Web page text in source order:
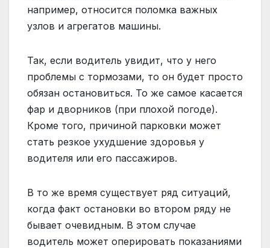
например, относится поломка важных
узлов и агрегатов машины.
Так, если водитель увидит, что у него
проблемы с тормозами, то он будет просто
обязан остановиться. То же самое касается
фар и дворников (при плохой погоде).
Кроме того, причиной парковки может
стать резкое ухудшение здоровья у
водителя или его пассажиров.
В то же время существует ряд ситуаций,
когда факт остановки во втором ряду не
бывает очевидным. В этом случае
водитель может оперировать показаниями